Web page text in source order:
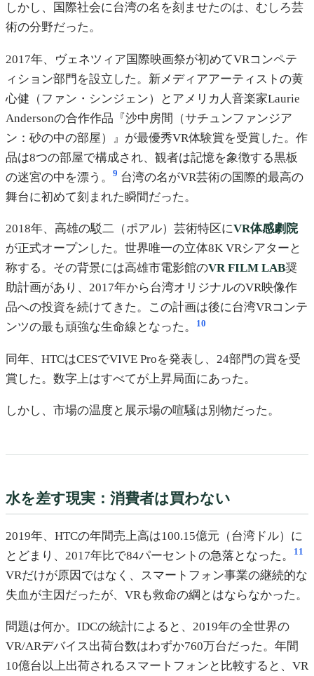
しかし、国際社会に台湾の名を刻ませたのは、むしろ芸
術の分野だった。
2017年、ヴェネツィア国際映画祭が初めてVRコンペテ
ィション部門を設立した。新メディアアーティストの黄
心健（ファン・シンジェン）とアメリカ人音楽家Laurie
Andersonの合作作品『沙中房間（サチュンファンジア
ン：砂の中の部屋）』が最優秀VR体験賞を受賞した。作
品は8つの部屋で構成され、観者は記憶を象徴する黒板
の迷宮の中を漂う。
9 台湾の名がVR芸術の国際的最高の
舞台に初めて刻まれた瞬間だった。
2018年、高雄の駁二（ポアル）芸術特区にVR体感劇院
が正式オープンした。世界唯一の立体8K VRシアターと
称する。その背景には高雄市電影館のVR FILM LAB奨
助計画があり、2017年から台湾オリジナルのVR映像作
品への投資を続けてきた。この計画は後に台湾VRコンテ
ンツの最も頑強な生命線となった。
10
同年、HTCはCESでVIVE Proを発表し、24部門の賞を受
賞した。数字上はすべてが上昇局面にあった。
しかし、市場の温度と展示場の喧騒は別物だった。
水を差す現実：消費者は買わない
2019年、HTCの年間売上高は100.15億元（台湾ドル）に
とどまり、2017年比で84パーセントの急落となった。
11
VRだけが原因ではなく、スマートフォン事業の継続的な
失血が主因だったが、VRも救命の綱とはならなかった。
問題は何か。IDCの統計によると、2019年の全世界の
VR/ARデバイス出荷台数はわずか760万台だった。年間
10億台以上出荷されるスマートフォンと比較すると、VR